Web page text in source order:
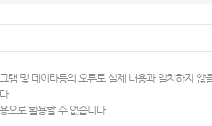
램 및 데이타등의 오류로 실제 내용과 일치하지
.
으로 활용할 수 없습니다.